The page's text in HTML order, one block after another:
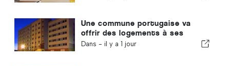
Une commune portugaise va
offrir des logements à ses
habitants
Dans - il y a 1 jour